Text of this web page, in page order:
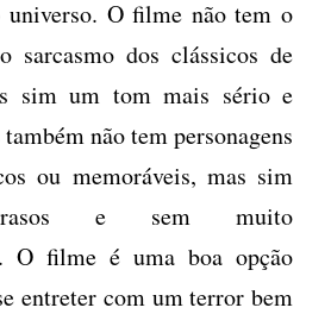
universo. O filme não tem o
sarcasmo dos clássicos de
sim um tom mais sério e
não tem personagens
ou memoráveis, mas sim
rasos e sem muito
O filme é uma boa opção
entreter com um terror bem